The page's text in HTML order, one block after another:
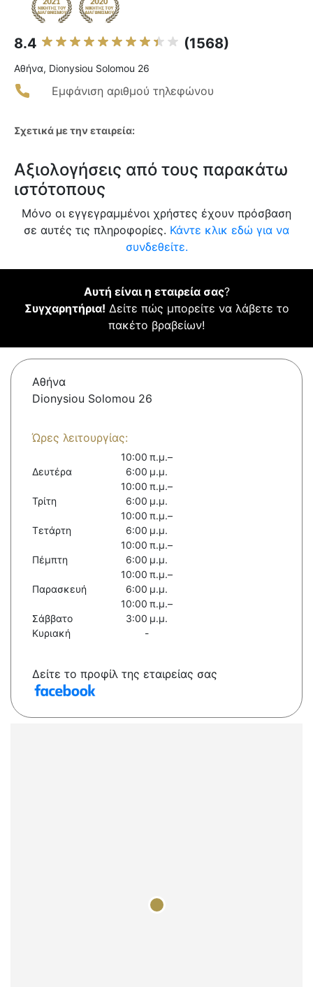
8.4 (1568)
Αθήνα, Dionysiou Solomou 26
Εμφάνιση αριθμού τηλεφώνου
Σχετικά με την εταιρεία:
Αξιολογήσεις από τους παρακάτω
ιστότοπους
Μόνο οι εγγεγραμμένοι χρήστες έχουν πρόσβαση
σε αυτές τις πληροφορίες. Κάντε κλικ εδώ για να
συνδεθείτε.
Αυτή είναι η εταιρεία σας?
Συγχαρητήρια! Δείτε πώς μπορείτε να λάβετε το
πακέτο βραβείων!
Αθήνα
Dionysiou Solomou 26
Ώρες λειτουργίας:
Δευτέρα
10:00 π.μ.–
6:00 μ.μ.
Τρίτη
10:00 π.μ.–
6:00 μ.μ.
Τετάρτη
10:00 π.μ.–
6:00 μ.μ.
Πέμπτη
10:00 π.μ.–
6:00 μ.μ.
Παρασκευή
10:00 π.μ.–
6:00 μ.μ.
Σάββατο
10:00 π.μ.–
3:00 μ.μ.
Κυριακή
-
Δείτε το προφίλ της εταιρείας σας